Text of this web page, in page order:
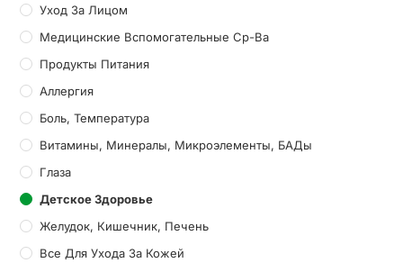
Уход За Лицом
Медицинские Вспомогательные Ср-Ва
Продукты Питания
Аллергия
Боль, Температура
Витамины, Минералы, Микроэлементы, БАДы
Глаза
Детское Здоровье
Желудок, Кишечник, Печень
Все Для Ухода За Кожей